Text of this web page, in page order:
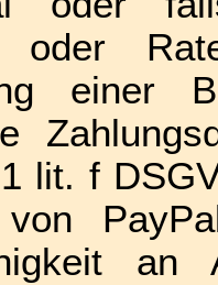
oder
einer
lit. f
von
an